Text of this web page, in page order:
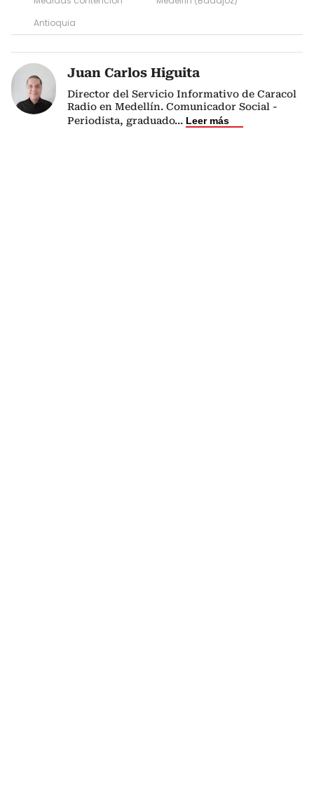
Antioquia
Juan Carlos Higuita
Director del Servicio Informativo de Caracol
Radio en Medellín. Comunicador Social -
Periodista, graduado... Leer más